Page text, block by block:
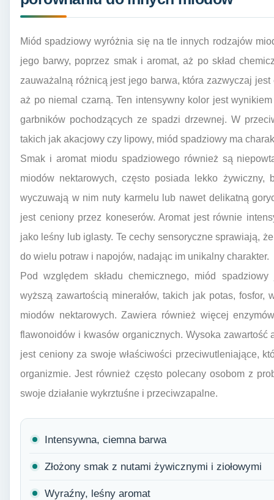
Miód spadziowy wyróżnia się na tle innych rodzajów
jego barwy, poprzez smak i aromat, aż po skład
zauważalną różnicą jest jego barwa, która zazwyczaj
aż po niemal czarną. Ten intensywny kolor jest
garbników pochodzących ze spadzi drzewnej. W
takich jak akacjowy czy lipowy, miód spadziowy ma
Smak i aromat miodu spadziowego również są
miodów nektarowych, często posiada lekko żywiczny,
wyczuwają w nim nuty karmelu lub nawet delikatną
jest ceniony przez koneserów. Aromat jest równie
jako leśny lub iglasty. Te cechy sensoryczne sprawiają,
do wielu potraw i napojów, nadając im unikalny charakter.
Pod względem składu chemicznego, miód
wyższą zawartością minerałów, takich jak potas,
miodów nektarowych. Zawiera również więcej
flawonoidów i kwasów organicznych. Wysoka zawartość
jest ceniony za swoje właściwości przeciwutleniające,
organizmie. Jest również często polecany osobom z
swoje działanie wykrztuśne i przeciwzapalne.
Intensywna, ciemna barwa
Złożony smak z nutami żywicznymi i ziołowymi
Wyraźny, leśny aromat